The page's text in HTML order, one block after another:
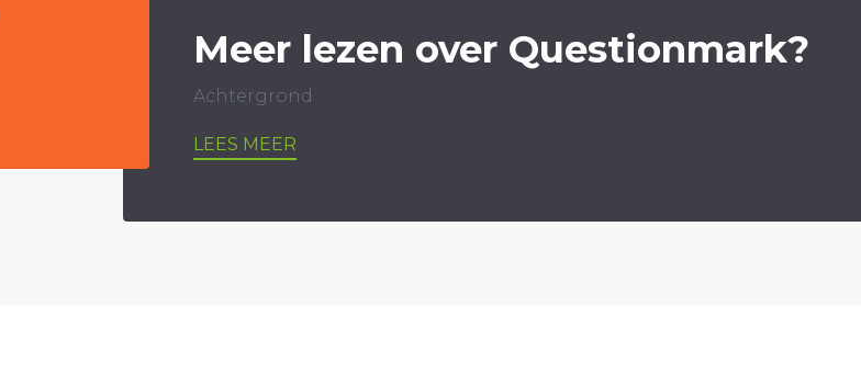
Meer lezen over Questionmark?
Achtergrond
LEES MEER